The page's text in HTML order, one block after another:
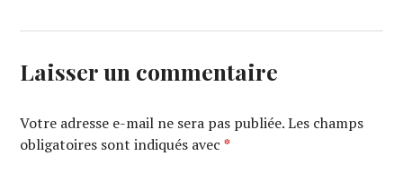
Laisser un commentaire
Votre adresse e-mail ne sera pas publiée. Les champs
obligatoires sont indiqués avec*